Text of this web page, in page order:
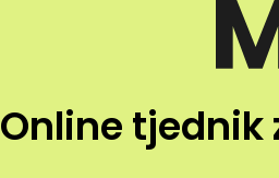
Online tjednik